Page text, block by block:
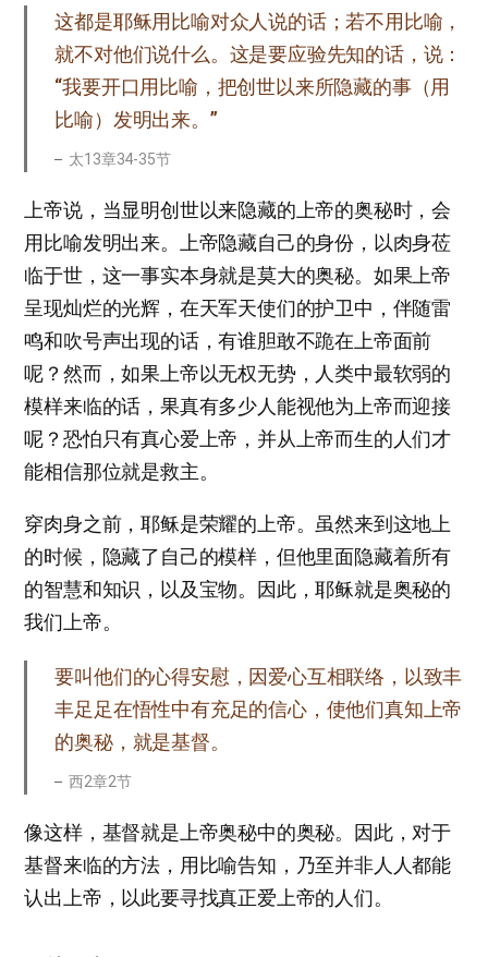
这都是耶稣用比喻对众人说的话；若不用比喻，
就不对他们说什么。这是要应验先知的话，说：
“我要开口用比喻，把创世以来所隐藏的事（用
比喻）发明出来。”
太13章34-35节
上帝说，当显明创世以来隐藏的上帝的奥秘时，会
用比喻发明出来。上帝隐藏自己的身份，以肉身莅
临于世，这一事实本身就是莫大的奥秘。如果上帝
呈现灿烂的光辉，在天军天使们的护卫中，伴随雷
鸣和吹号声出现的话，有谁胆敢不跪在上帝面前
呢？然而，如果上帝以无权无势，人类中最软弱的
模样来临的话，果真有多少人能视他为上帝而迎接
呢？恐怕只有真心爱上帝，并从上帝而生的人们才
能相信那位就是救主。
穿肉身之前，耶稣是荣耀的上帝。虽然来到这地上
的时候，隐藏了自己的模样，但他里面隐藏着所有
的智慧和知识，以及宝物。因此，耶稣就是奥秘的
我们上帝。
要叫他们的心得安慰，因爱心互相联络，以致丰
丰足足在悟性中有充足的信心，使他们真知上帝
的奥秘，就是基督。
西2章2节
像这样，基督就是上帝奥秘中的奥秘。因此，对于
基督来临的方法，用比喻告知，乃至并非人人都能
认出上帝，以此要寻找真正爱上帝的人们。